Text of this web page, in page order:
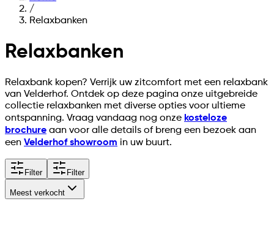
/
Relaxbanken
Relaxbanken
Relaxbank kopen? Verrijk uw zitcomfort met een relaxbank
van Velderhof. Ontdek op deze pagina onze uitgebreide
collectie relaxbanken met diverse opties voor ultieme
ontspanning. Vraag vandaag nog onze kosteloze
brochure aan voor alle details of breng een bezoek aan
een Velderhof showroom in uw buurt.
Filter Filter
Meest verkocht